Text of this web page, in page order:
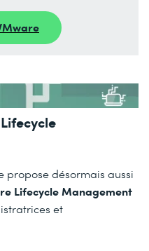
propose désormais aussi
Lifecycle Management
et